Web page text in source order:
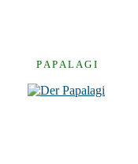
P A P A L A G I